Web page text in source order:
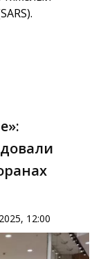
12:00